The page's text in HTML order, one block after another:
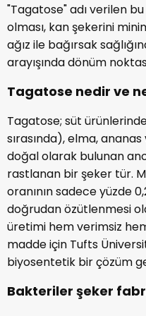
"Tagatose" adı verilen
olması, kan şekerini
ağız ile bağırsak
arayışında dönüm
Tagatose nedir ve
Tagatose; süt
sırasında), elma,
doğal olarak bulunan
rastlanan bir şeker tür.
oranının sadece yüzde
doğrudan özütlenmesi
üretimi hem verimsiz
madde için Tufts
biyosentetik bir çözüm
Bakteriler şeker